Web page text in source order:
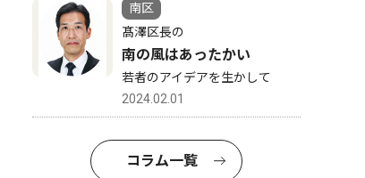
南区
髙澤区長の
南の風はあったかい
若者のアイデアを生かして
2024.02.01
コラム一覧